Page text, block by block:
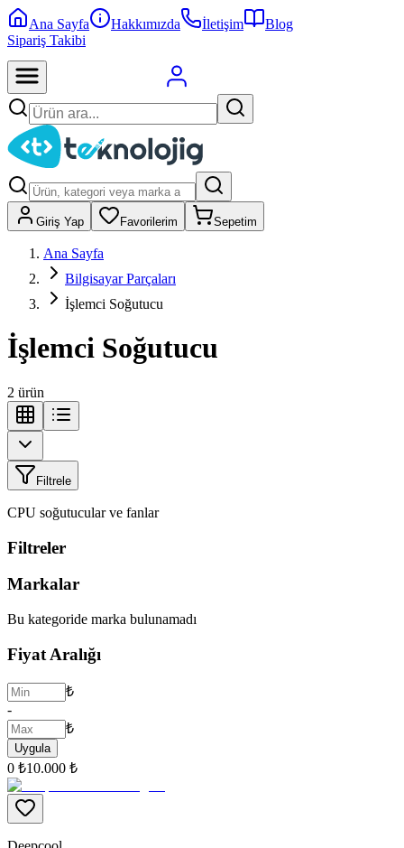
Ana Sayfa Hakkımızda İletişim
Blog
Sipariş Takibi
Giriş Yap Favorilerim Sepetim
Ana Sayfa
Bilgisayar Parçaları
İşlemci Soğutucu
İşlemci Soğutucu
2 ürün
Filtrele
CPU soğutucular ve fanlar
Filtreler
Markalar
Bu kategoride marka bulunamadı
Fiyat Aralığı
₺
-
₺
Uygula
0 ₺10.000 ₺